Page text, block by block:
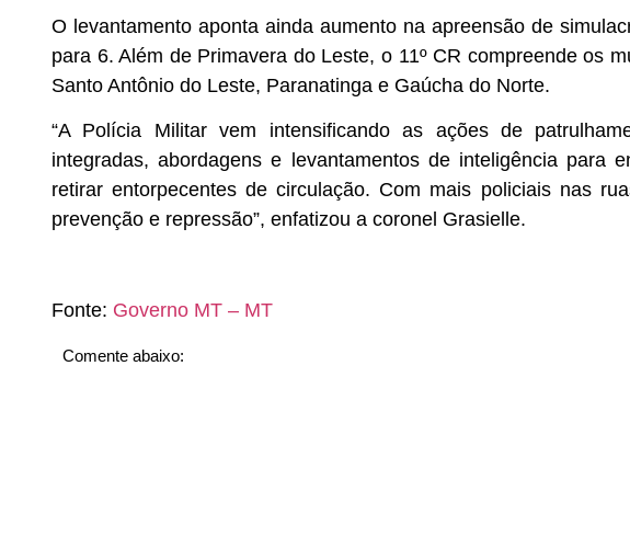
O levantamento aponta ainda aumento na apreensão de
para 6. Além de Primavera do Leste, o 11º CR compreende os
Santo Antônio do Leste, Paranatinga e Gaúcha do Norte.
“A Polícia Militar vem intensificando as ações de
integradas, abordagens e levantamentos de inteligência para
retirar entorpecentes de circulação. Com mais policiais nas
prevenção e repressão”, enfatizou a coronel Grasielle.
Fonte: Governo MT – MT
Comente abaixo: